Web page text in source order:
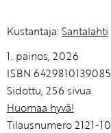
Kustantaja: Santalahti
1. painos, 2026
ISBN 6429810139085
Sidottu, 256 sivua
Huomaa hyvä!
Tilausnumero 2121-